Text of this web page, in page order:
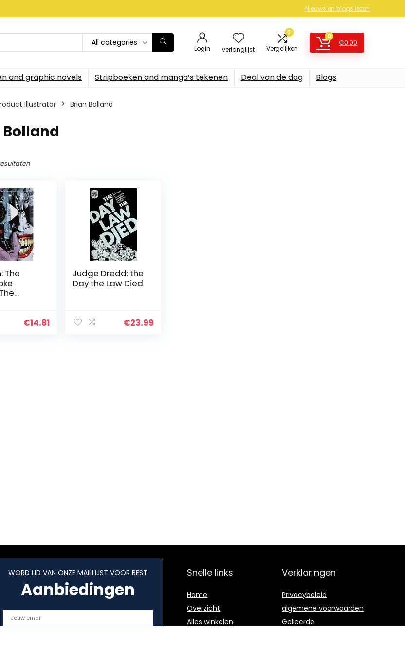
Nieuws en blogs lezen
All categories
Login verlanglijst
0
Vergelijken
0
€0.00
and graphic novels Stripboeken and manga’s tekenen Deal van de dag Blogs
Illustrator Brian Bolland
The
€14.81
Judge Dredd: the
Day the Law Died
€23.99
WORD LID VAN ONZE MAILLIJST VOOR BEST
Aanbiedingen
Snelle links
Home
Overzicht
Alles winkelen
Verklaringen
Privacybeleid
algemene voorwaarden
Gelieerde